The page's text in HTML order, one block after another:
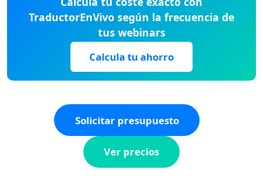
TraductorEnVivo según la frecuencia de
tus webinars
Calcula tu ahorro
Solicitar presupuesto
Ver precios